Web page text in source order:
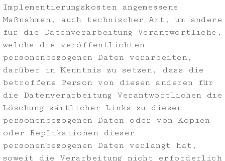
Implementierungskosten angemessene
Maßnahmen, auch technischer Art, um andere
für die Datenverarbeitung Verantwortliche,
welche die veröffentlichten
personenbezogenen Daten verarbeiten,
darüber in Kenntnis zu setzen, dass die
betroffene Person von diesen anderen für
die Datenverarbeitung Verantwortlichen die
Löschung sämtlicher Links zu diesen
personenbezogenen Daten oder von Kopien
oder Replikationen dieser
personenbezogenen Daten verlangt hat,
soweit die Verarbeitung nicht erforderlich